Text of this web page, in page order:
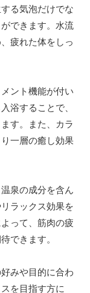
る気泡だけでな
できます。水流
疲れた体をしっ
ント機能が付い
浴することで、
す。また、カラ
一層の癒し効果
泉の成分を含ん
ラックス効果を
って、筋肉の疲
できます。
みや目的に合わ
を目指す方に